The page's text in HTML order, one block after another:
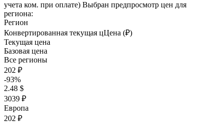
учета ком. при оплате) Выбран предпросмотр цен для
региона:
Регион
Конвертированная текущая цЦена (₽)
Текущая цена
Базовая цена
Все регионы
202 ₽
-93%
2.48 $
3039 ₽
Европа
202 ₽